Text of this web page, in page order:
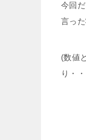
今回
言っ
(数値
り・